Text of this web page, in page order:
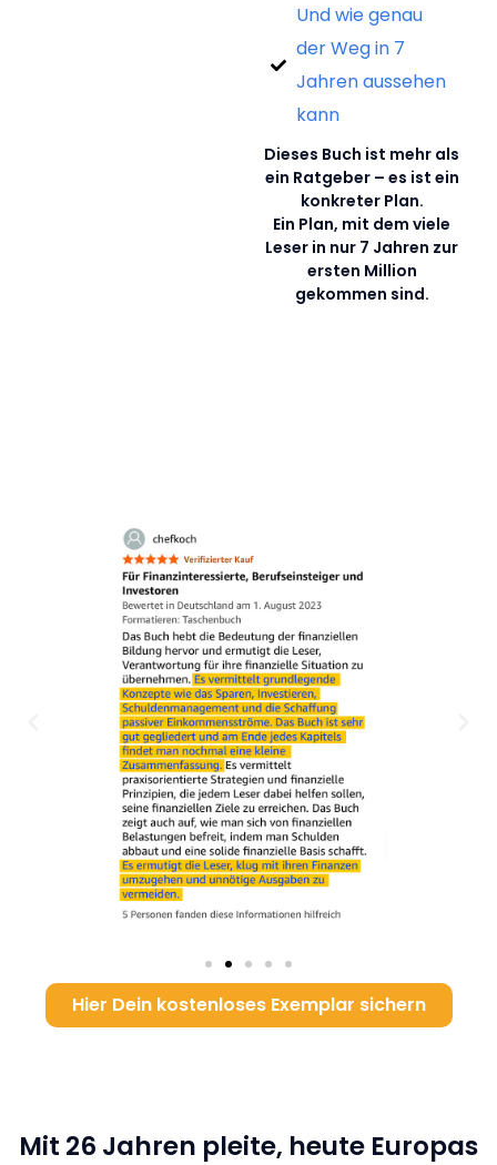
Und wie genau
der Weg in 7
Jahren aussehen
kann
Dieses Buch ist mehr als
ein Ratgeber – es ist ein
konkreter Plan.
Ein Plan, mit dem viele
Leser in nur 7 Jahren zur
ersten Million
gekommen sind.
Hier Dein kostenloses Exemplar sichern
Mit 26 Jahren pleite, heute Europas